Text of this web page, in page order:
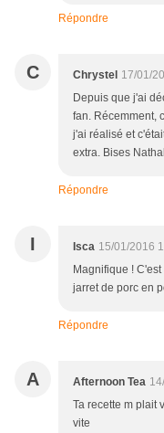
Répondre
C Chrystel 17/01/
Depuis que j'ai
fan. Récemment,
j'ai réalisé et
extra. Bises
Répondre
I Isca 15/01/2016
Magnifique !
jarret de porc en
Répondre
A Afternoon Tea
Ta recette m plait
vite